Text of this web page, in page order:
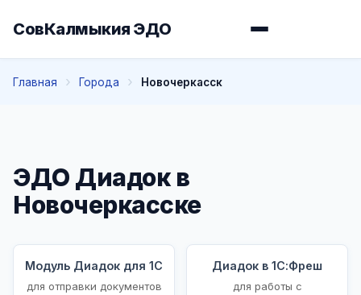
СовКалмыкия ЭДО
Главная Города Новочеркасск
ЭДО Диадок в
Новочеркасске
Модуль Диадок для 1С
для отправки документов
Диадок в 1С:Фреш
для работы с